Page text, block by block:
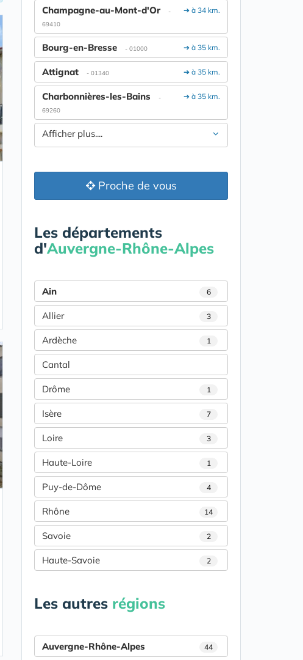
➔ à 34 km.
Champagne-au-Mont-d'Or
-
69410
➔ à 35 km.
Bourg-en-Bresse - 01000
➔ à 35 km.
Attignat - 01340
➔ à 35 km.
Charbonnières-les-Bains
-
69260
Afficher plus....
Proche de vous
Les départements
d'Auvergne-Rhône-Alpes
Ain 6
Allier 3
Ardèche 1
Cantal
Drôme 1
Isère 7
Loire 3
Haute-Loire 1
Puy-de-Dôme 4
Rhône 14
Savoie 2
Haute-Savoie 2
Les autres régions
Auvergne-Rhône-Alpes 44